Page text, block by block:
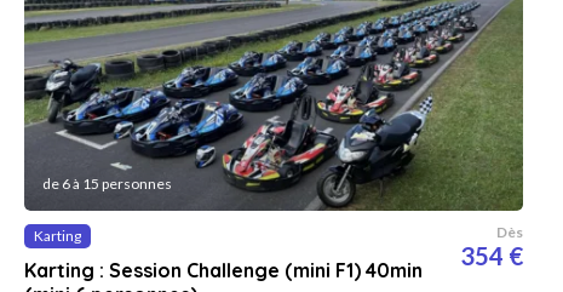
de 6 à 15 personnes
Karting
Karting : Session Challenge (mini F1) 40min
Dès
354 €